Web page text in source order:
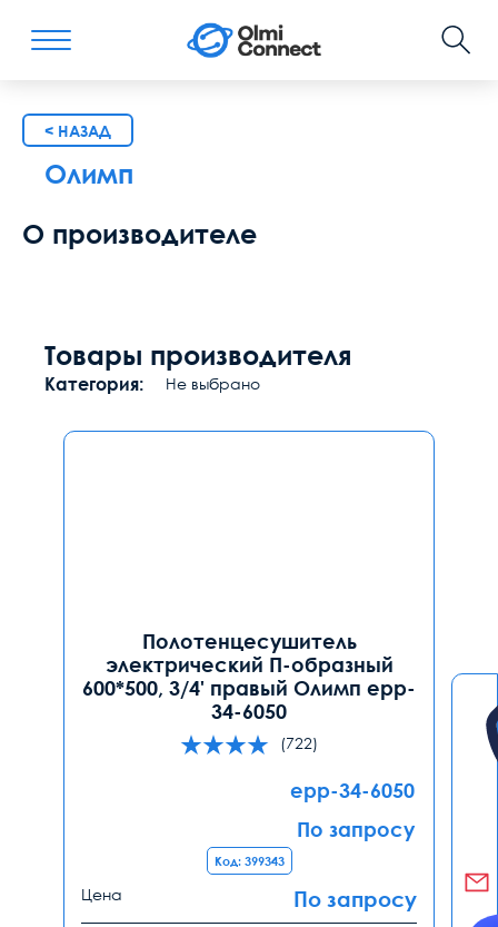
< НАЗАД
Олимп
О производителе
Товары производителя
Категория: Не выбрано
Полотенцесушитель
электрический П-образный
600*500, 3/4' правый Олимп epp-
34-6050
(722)
epp-34-6050
По запросу
Код: 399343
Цена По запросу